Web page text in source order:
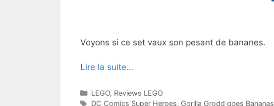
Voyons si ce set vaux son pesant de bananes.
Lire la suite…
Catégories
LEGO, Reviews LEGO
Étiquettes
DC Comics Super Heroes, Gorilla Grodd goes Bananas